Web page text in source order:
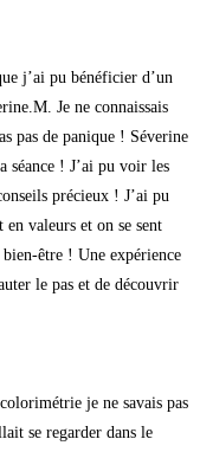
j’ai pu bénéficier d’un
Je ne connaissais
pas de panique ! Séverine
séance ! J’ai pu voir les
précieux ! J’ai pu
valeurs et on se sent
être ! Une expérience
le pas et de découvrir
je ne savais pas
se regarder dans le